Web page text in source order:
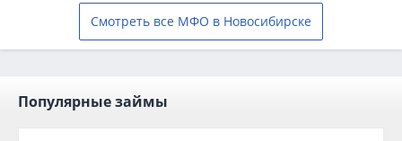
Смотреть все МФО в Новосибирске
Популярные займы